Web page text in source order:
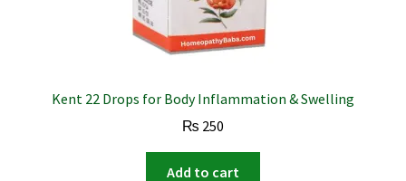
Kent 22 Drops for Body Inflammation & Swelling
₨ 250
Add to cart